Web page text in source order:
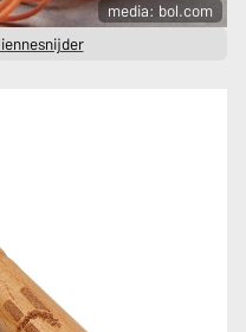
media: bol.com